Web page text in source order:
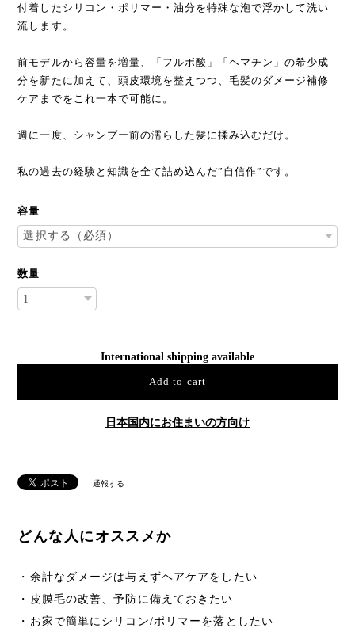
付着したシリコン・ポリマー・油分を特殊な泡で浮かして洗い
流します。
前モデルから容量を増量、「フルボ酸」「ヘマチン」の希少成
分を新たに加えて、頭皮環境を整えつつ、毛髪のダメージ補修
ケアまでをこれ一本で可能に。
週に一度、シャンプー前の濡らした髪に揉み込むだけ。
私の過去の経験と知識を全て詰め込んだ”自信作”です。
容量
数量
International shipping available
Add to cart
日本国内にお住まいの方向け
通報する
どんな人にオススメか
・余計なダメージは与えずヘアケアをしたい
・皮膜毛の改善、予防に備えておきたい
・お家で簡単にシリコン/ポリマーを落としたい